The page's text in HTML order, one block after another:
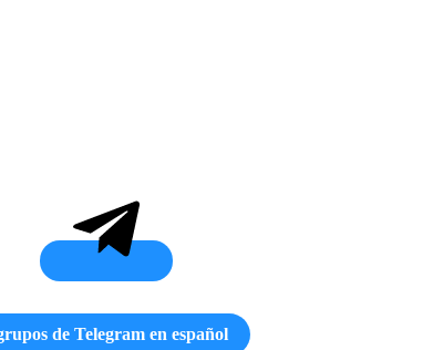
de Telegram en español